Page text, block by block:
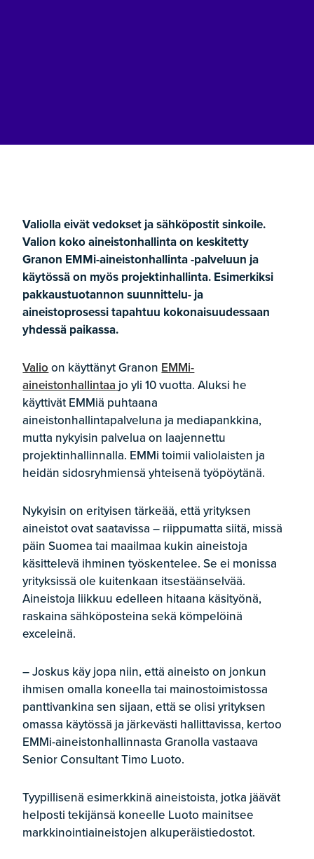
Valiolla eivät vedokset ja sähköpostit sinkoile.
Valion koko aineistonhallinta on keskitetty
Granon EMMi-aineistonhallinta -palveluun ja
käytössä on myös projektinhallinta. Esimerkiksi
pakkaustuotannon suunnittelu- ja
aineistoprosessi tapahtuu kokonaisuudessaan
yhdessä paikassa.
Valioon käyttänyt GranonEMMi-
aineistonhallintaajo yli 10 vuotta. Aluksi he
käyttivät EMMiä puhtaana
aineistonhallintapalveluna ja mediapankkina,
mutta nykyisin palvelua on laajennettu
projektinhallinnalla. EMMi toimii valiolaisten ja
heidän sidosryhmiensä yhteisenä työpöytänä.
Nykyisin on erityisen tärkeää, että yrityksen
aineistot ovat saatavissa – riippumatta siitä, missä
päin Suomea tai maailmaa kukin aineistoja
käsittelevä ihminen työskentelee. Se ei monissa
yrityksissä ole kuitenkaan itsestäänselvää.
Aineistoja liikkuu edelleen hitaana käsityönä,
raskaina sähköposteina sekä kömpelöinä
exceleinä.
– Joskus käy jopa niin, että aineisto on jonkun
ihmisen omalla koneella tai mainostoimistossa
panttivankina sen sijaan, että se olisi yrityksen
omassa käytössä ja järkevästi hallittavissa, kertoo
EMMi-aineistonhallinnasta Granolla vastaava
Senior Consultant Timo Luoto.
Tyypillisenä esimerkkinä aineistoista, jotka jäävät
helposti tekijänsä koneelle Luoto mainitsee
markkinointiaineistojen alkuperäistiedostot.